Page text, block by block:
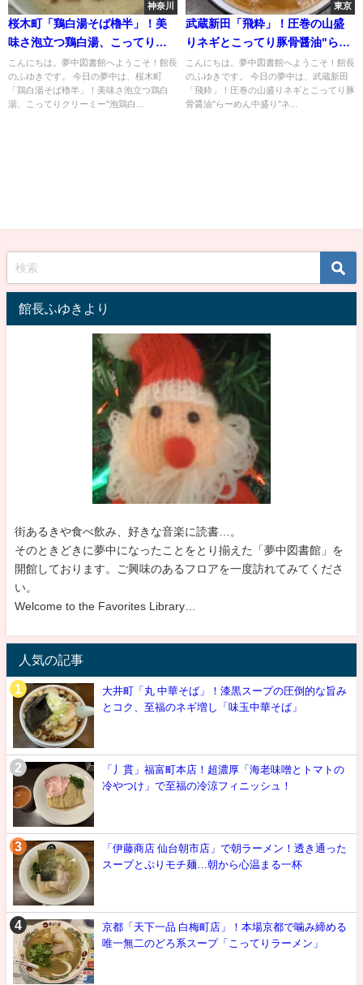
神奈川
桜木町「鶏白湯そば櫓半」！美
味さ泡立つ鶏白湯、こってりク
リーミー"泡鶏白湯そば"
こんにちは。夢中図書館へようこそ！館長
のふゆきです。 今日の夢中は、桜木町
「鶏白湯そば櫓半」！美味さ泡立つ鶏白
湯、こってりクリーミー"泡鶏白...
東京
武蔵新田「飛粋」！圧巻の山盛
りネギとこってり豚骨醤油"らー
めん中盛り"ネギトッピング
こんにちは。夢中図書館へようこそ！館長
のふゆきです。 今日の夢中は、武蔵新田
「飛粋」！圧巻の山盛りネギとこってり豚
骨醤油"らーめん中盛り"ネ...
館長ふゆきより
街あるきや食べ飲み、好きな音楽に読書…。
そのときどきに夢中になったことをとり揃えた「夢中図書館」を
開館しております。ご興味のあるフロアを一度訪れてみてくださ
い。
Welcome to the Favorites Library…
人気の記事
大井町「丸 中華そば」！漆黒スープの圧倒的な旨み
とコク、至福のネギ増し「味玉中華そば」
「丿貫」福富町本店！超濃厚「海老味噌とトマトの
冷やつけ」で至福の冷涼フィニッシュ！
「伊藤商店 仙台朝市店」で朝ラーメン！透き通った
スープとぷりモチ麺…朝から心温まる一杯
京都「天下一品 白梅町店」！本場京都で噛み締める
唯一無二のどろ系スープ「こってりラーメン」